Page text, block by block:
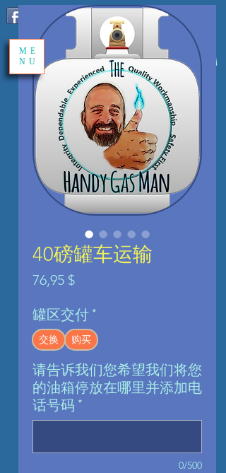
ME
NU
40磅罐车运输
76,95 $價
罐区交付 *
交换 购买
请告诉我们您希望我们将您
的油箱停放在哪里并添加电
话号码 *
0/500